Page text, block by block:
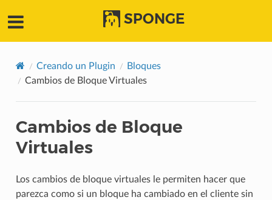
SPONGE
Creando un Plugin
Bloques
Cambios de Bloque Virtuales
Cambios de Bloque
Virtuales
Los cambios de bloque virtuales le permiten hacer que
parezca como si un bloque ha cambiado en el cliente sin